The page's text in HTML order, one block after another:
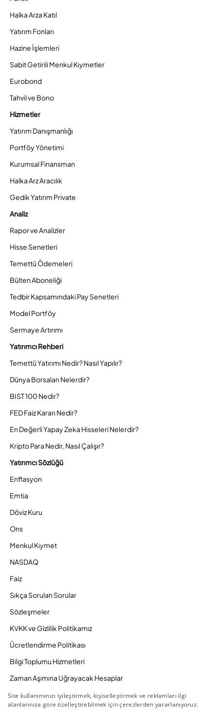
Halka Arza Katıl
Yatırım Fonları
Hazine İşlemleri
Sabit Getirili Menkul Kıymetler
Eurobond
Tahvil ve Bono
Hizmetler
Yatırım Danışmanlığı
Portföy Yönetimi
Kurumsal Finansman
Halka Arz Aracılık
Gedik Yatırım Private
Analiz
Rapor ve Analizler
Hisse Senetleri
Temettü Ödemeleri
Bülten Aboneliği
Tedbir Kapsamındaki Pay Senetleri
Model Portföy
Sermaye Artırımı
Yatırımcı Rehberi
Temettü Yatırımı Nedir? Nasıl Yapılır?
Dünya Borsaları Nelerdir?
BIST 100 Nedir?
FED Faiz Kararı Nedir?
En Değerli Yapay Zeka Hisseleri Nelerdir?
Kripto Para Nedir, Nasıl Çalışır?
Yatırımcı Sözlüğü
Enflasyon
Emtia
Döviz Kuru
Ons
Menkul Kıymet
NASDAQ
Faiz
Sıkça Sorulan Sorular
Sözleşmeler
KVKK ve Gizlilik Politikamız
Ücretlendirme Politikası
Bilgi Toplumu Hizmetleri
Zaman Aşımına Uğrayacak Hesaplar
Duyurular ve Kampanyalar